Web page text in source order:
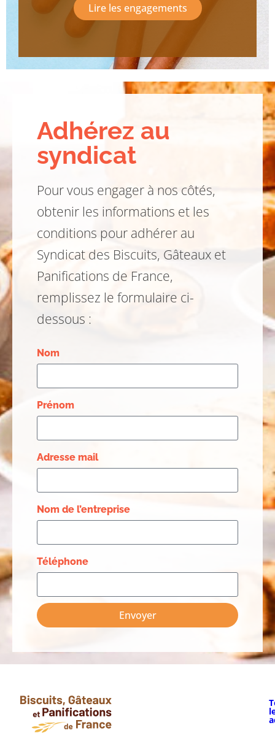
Lire les engagements
Adhérez au
syndicat
Pour vous engager à nos côtés,
obtenir les informations et les
conditions pour adhérer au
Syndicat des Biscuits, Gâteaux et
Panifications de France,
remplissez le formulaire ci-
dessous :
Nom
Prénom
Adresse mail
Nom de l’entreprise
Téléphone
Envoyer